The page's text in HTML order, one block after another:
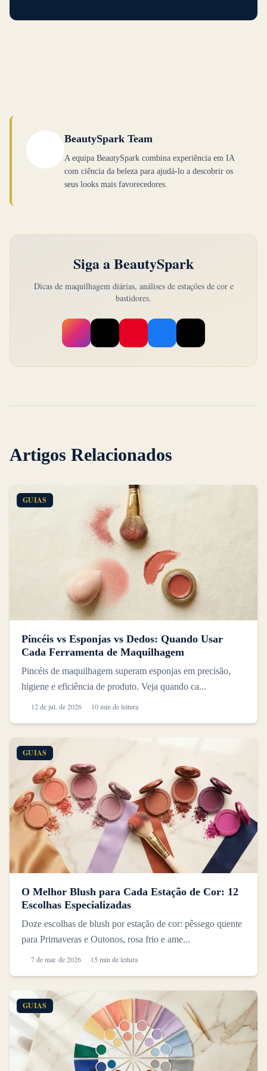
BeautySpark Team
A equipa BeautySpark combina experiência em IA
com ciência da beleza para ajudá-lo a descobrir os
seus looks mais favorecedores.
Siga a BeautySpark
Dicas de maquilhagem diárias, análises de estações de cor e
bastidores.
Artigos Relacionados
GUIAS
Pincéis vs Esponjas vs Dedos: Quando Usar
Cada Ferramenta de Maquilhagem
Pincéis de maquilhagem superam esponjas em precisão,
higiene e eficiência de produto. Veja quando ca...
12 de jul. de 2026 10 min de leitura
GUIAS
O Melhor Blush para Cada Estação de Cor: 12
Escolhas Especializadas
Doze escolhas de blush por estação de cor: pêssego quente
para Primaveras e Outonos, rosa frio e ame...
7 de mar. de 2026 15 min de leitura
GUIAS